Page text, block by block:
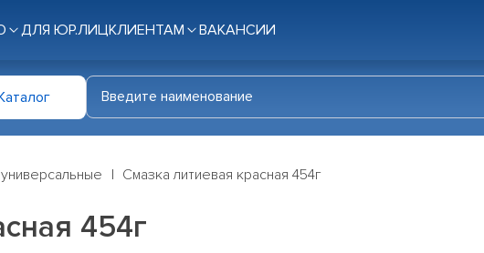
ДЛЯ ЮР.ЛИЦКЛИЕНТАМ ВАКАНСИИ
Смазка литиевая красная 454г
454г